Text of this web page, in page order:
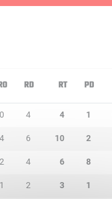
RD RT PD
0 4 4 1
4 6 10 2
2 4 6 8
1 2 3 1